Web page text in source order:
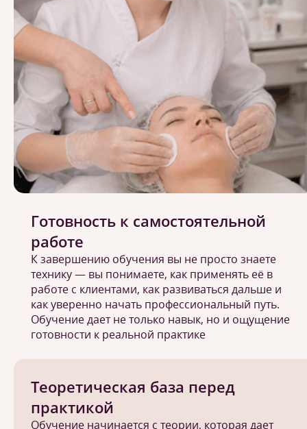
Теоретическая база перед
практикой
Обучение начинается с теории, которая дает
Готовность к самостоятельной
работе
К завершению обучения вы не просто знаете
технику — вы понимаете, как применять её в
работе с клиентами, как развиваться дальше и
как уверенно начать профессиональный путь.
Обучение дает не только навык, но и ощущение
готовности к реальной практике